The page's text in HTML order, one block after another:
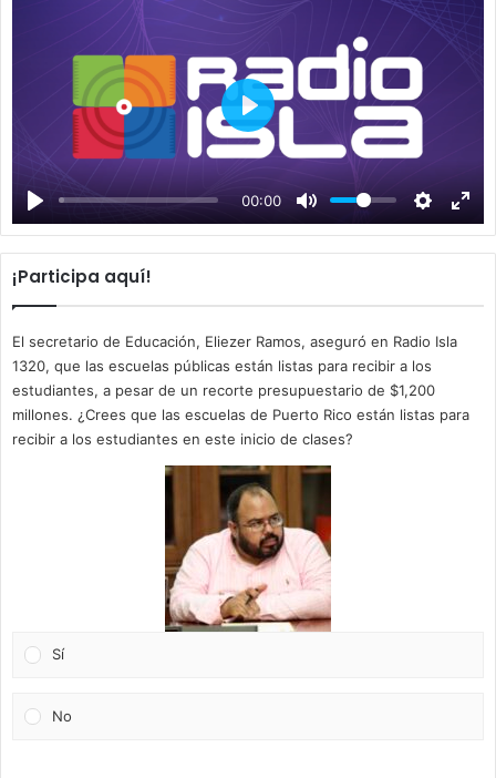
00:00
P
a
y
¡Participa aquí!
El secretario de Educación, Eliezer Ramos, aseguró en Radio Isla
1320, que las escuelas públicas están listas para recibir a los
estudiantes, a pesar de un recorte presupuestario de $1,200
millones. ¿Crees que las escuelas de Puerto Rico están listas para
recibir a los estudiantes en este inicio de clases?
Sí
No